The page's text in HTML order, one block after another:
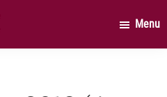
Menu